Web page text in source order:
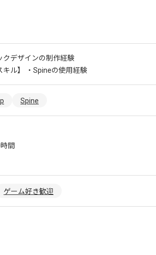
クデザインの制作経験
キル】 ・Spineの使用経験
Spine
間
ゲーム好き歓迎